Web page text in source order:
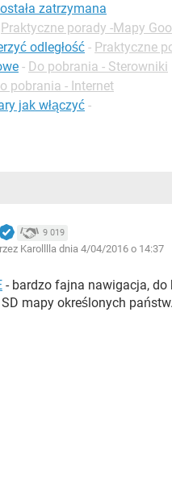
zatrzymana
Praktyczne porady -Mapy
odległość - Praktyczne
- Do pobrania - Sterowniki
pobrania - Internet
jak włączyć -
9 019
Karolllla dnia 4/04/2016 o 14:37
- bardzo fajna nawigacja,
mapy określonych państw.